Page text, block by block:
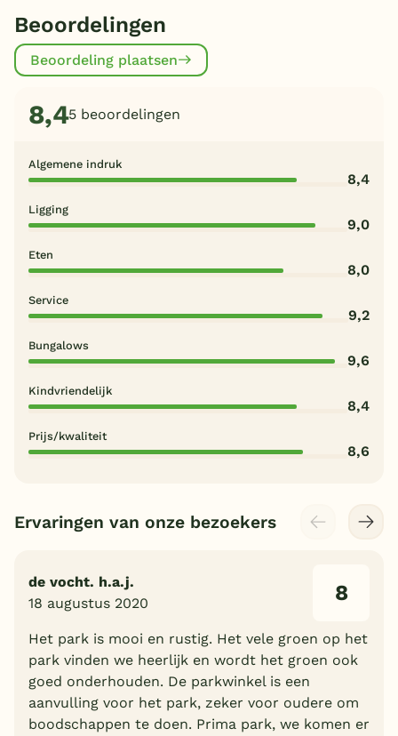
Beoordelingen
Beoordeling plaatsen
8,45 beoordelingen
Algemene indruk
8,4
Ligging
9,0
Eten
8,0
Service
9,2
Bungalows
9,6
Kindvriendelijk
8,4
Prijs/kwaliteit
8,6
Ervaringen van onze bezoekers
de vocht. h.a.j.
18 augustus 2020
8
Het park is mooi en rustig. Het vele groen op het
park vinden we heerlijk en wordt het groen ook
goed onderhouden. De parkwinkel is een
aanvulling voor het park, zeker voor oudere om
boodschappen te doen. Prima park, we komen er